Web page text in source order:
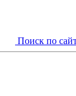
Поиск по